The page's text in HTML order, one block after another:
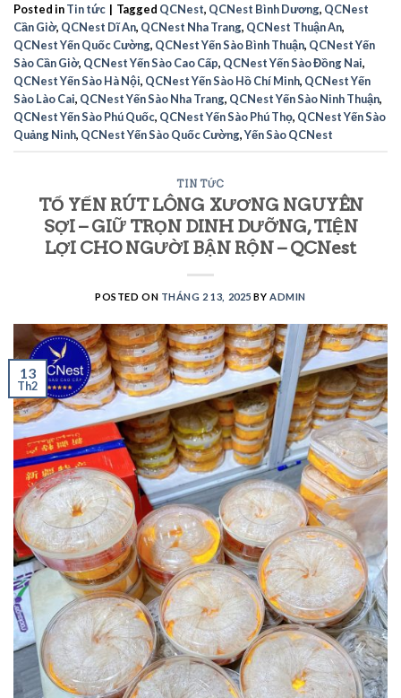
Posted inTin tức | Tagged QCNest, QCNest Bình Dương, QCNest
Cần Giờ, QCNest Dĩ An, QCNest Nha Trang, QCNest Thuận An,
QCNest Yến Quốc Cường, QCNest Yến Sào Bình Thuận, QCNest Yến
Sào Cần Giờ, QCNest Yến Sào Cao Cấp, QCNest Yến Sào Đồng Nai,
QCNest Yến Sào Hà Nội, QCNest Yến Sào Hồ Chí Minh, QCNest Yến
Sào Lào Cai, QCNest Yến Sào Nha Trang, QCNest Yến Sào Ninh Thuận,
QCNest Yến Sào Phú Quốc, QCNest Yến Sào Phú Thọ, QCNest Yến Sào
Quảng Ninh, QCNest Yến Sào Quốc Cường,Yến Sào QCNest
TIN TỨC
TỔ YẾN RÚT LÔNG XƯƠNG NGUYÊN
SỢI – GIỮ TRỌN DINH DƯỠNG, TIỆN
LỢI CHO NGƯỜI BẬN RỘN – QCNest
POSTED ON THÁNG 2 13, 2025 BY ADMIN
13
Th2